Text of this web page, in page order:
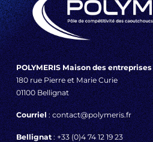
POLYMERIS Maison des entreprises
180 rue Pierre et Marie Curie
01100 Bellignat
Courriel: contact@polymeris.fr
Bellignat: +33 (0)4 74 12 19 23